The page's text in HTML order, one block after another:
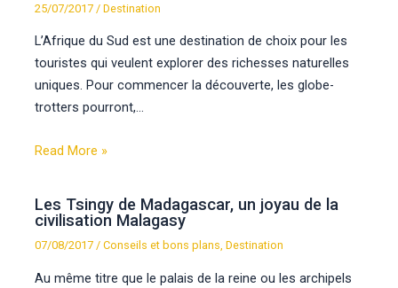
25/07/2017 /Destination
L’Afrique du Sud est une destination de choix pour les
touristes qui veulent explorer des richesses naturelles
uniques. Pour commencer la découverte, les globe-
trotters pourront,…
Read More »
Les Tsingy de Madagascar, un joyau de la
civilisation Malagasy
07/08/2017/Conseils et bons plans,Destination
Au même titre que le palais de la reine ou les archipels